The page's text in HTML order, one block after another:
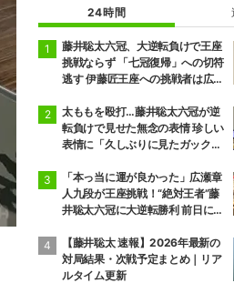
24時間
藤井聡太六冠、大逆転負けで王座
挑戦ならず 「七冠復帰」への切符
逃す 伊藤匠王座への挑戦者は広瀬
太ももを殴打…藤井聡太六冠が逆
転負けで見せた無念の表情 珍しい
表情に「久しぶりに見たガック
「本っ当に運が良かった」広瀬章
人九段が王座挑戦！“絶対王者”藤
井聡太六冠に大逆転勝利 前日には
も【藤井聡太 速報】2026年最新の
対局結果・次戦予定まとめ｜リア
ルタイム更新